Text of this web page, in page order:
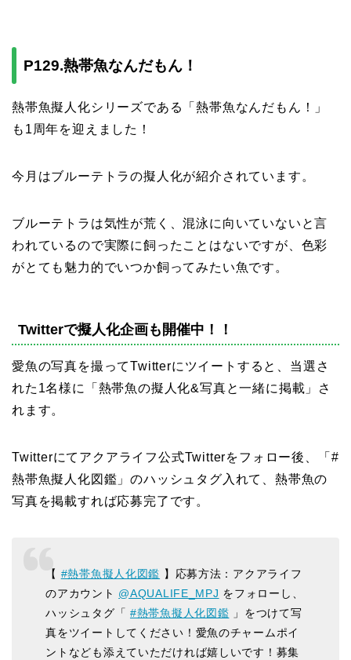
P129.熱帯魚なんだもん！
熱帯魚擬人化シリーズである「熱帯魚なんだもん！」
も1周年を迎えました！
今月はブルーテトラの擬人化が紹介されています。
ブルーテトラは気性が荒く、混泳に向いていないと言
われているので実際に飼ったことはないですが、色彩
がとても魅力的でいつか飼ってみたい魚です。
Twitterで擬人化企画も開催中！！
愛魚の写真を撮ってTwitterにツイートすると、当選さ
れた1名様に「熱帯魚の擬人化&写真と一緒に掲載」さ
れます。
Twitterにてアクアライフ公式Twitterをフォロー後、「#
熱帯魚擬人化図鑑」のハッシュタグ入れて、熱帯魚の
写真を掲載すれば応募完了です。
【 #熱帯魚擬人化図鑑 】応募方法：アクアライフ
のアカウント @AQUALIFE_MPJ をフォローし、
ハッシュタグ「 #熱帯魚擬人化図鑑 」をつけて写
真をツイートしてください！愛魚のチャームポイ
ントなども添えていただければ嬉しいです！募集